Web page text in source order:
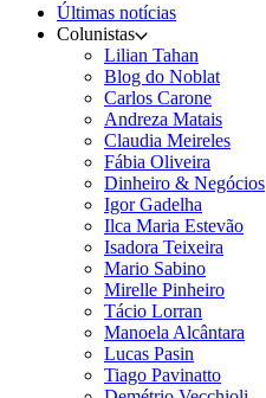
Últimas notícias
Colunistas
Lilian Tahan
Blog do Noblat
Carlos Carone
Andreza Matais
Claudia Meireles
Fábia Oliveira
Dinheiro & Negócios
Igor Gadelha
Ilca Maria Estevão
Isadora Teixeira
Mario Sabino
Mirelle Pinheiro
Tácio Lorran
Manoela Alcântara
Lucas Pasin
Tiago Pavinatto